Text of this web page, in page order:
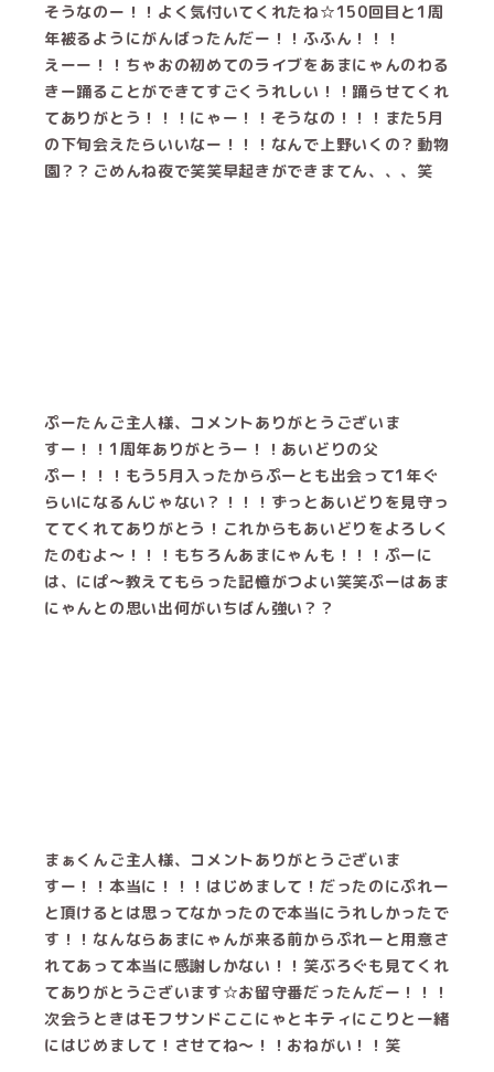
そうなのー！！よく気付いてくれたね☆150回目と1周
年被るようにがんばったんだー！！ふふん！！！
えーー！！ちゃおの初めてのライブをあまにゃんのわる
きー踊ることができてすごくうれしい！！踊らせてくれ
てありがとう！！！にゃー！！そうなの！！！また5月
の下旬会えたらいいなー！！！なんで上野いくの？動物
園？？ごめんね夜で笑笑早起きができまてん、、、笑
ぷーたんご主人様、コメントありがとうございま
すー！！1周年ありがとうー！！あいどりの父
ぷー！！！もう5月入ったからぷーとも出会って1年ぐ
らいになるんじゃない？！！！ずっとあいどりを見守っ
ててくれてありがとう！これからもあいどりをよろしく
たのむよ〜！！！もちろんあまにゃんも！！！ぷーに
は、にぱ〜教えてもらった記憶がつよい笑笑ぷーはあま
にゃんとの思い出何がいちばん強い？？
まぁくんご主人様、コメントありがとうございま
すー！！本当に！！！はじめまして！だったのにぷれー
と頂けるとは思ってなかったので本当にうれしかったで
す！！なんならあまにゃんが来る前からぷれーと用意さ
れてあって本当に感謝しかない！！笑ぶろぐも見てくれ
てありがとうございます☆お留守番だったんだー！！！
次会うときはモフサンドここにゃとキティにこりと一緒
にはじめまして！させてね〜！！おねがい！！笑